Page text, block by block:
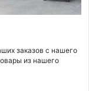
заказов с нашего
из нашего